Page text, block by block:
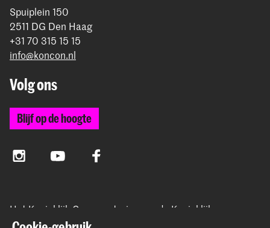
Spuiplein 150
2511 DG Den Haag
+31 70 315 15 15
info@koncon.nl
Volg ons
Blijf op de hoogte
InstagramYouTube Facebook
Het Koninklijk Conservatorium en de Koninklijke
Academie van Beeldende Kunsten vormen samen